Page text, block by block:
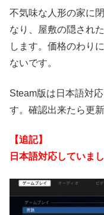
不気味な人形の家に
なり、屋敷の隠され
します。価格のわり
ないです。
Steam版は日本語対
す。確認出来たら更新
【追記】
日本語対応していまし